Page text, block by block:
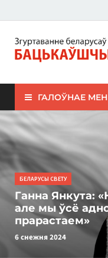
ЗБС
ГАЛОЎНАЕ
БЕЛАРУСЫ СВЕТУ
Ганна Янкута:
але мы ўсё
прарастаем»
6 снежня 2024